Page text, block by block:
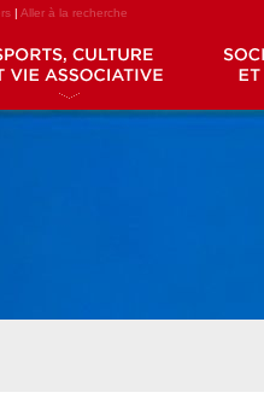
| Aller à la recherche